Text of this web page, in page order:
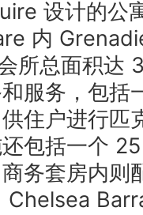
设计的公
内
所总面积达
服务，包括
住户进行匹
包括一个
务套房内则
Chelsea